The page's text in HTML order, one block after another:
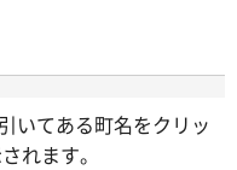
いてある町名をクリッ
れます。